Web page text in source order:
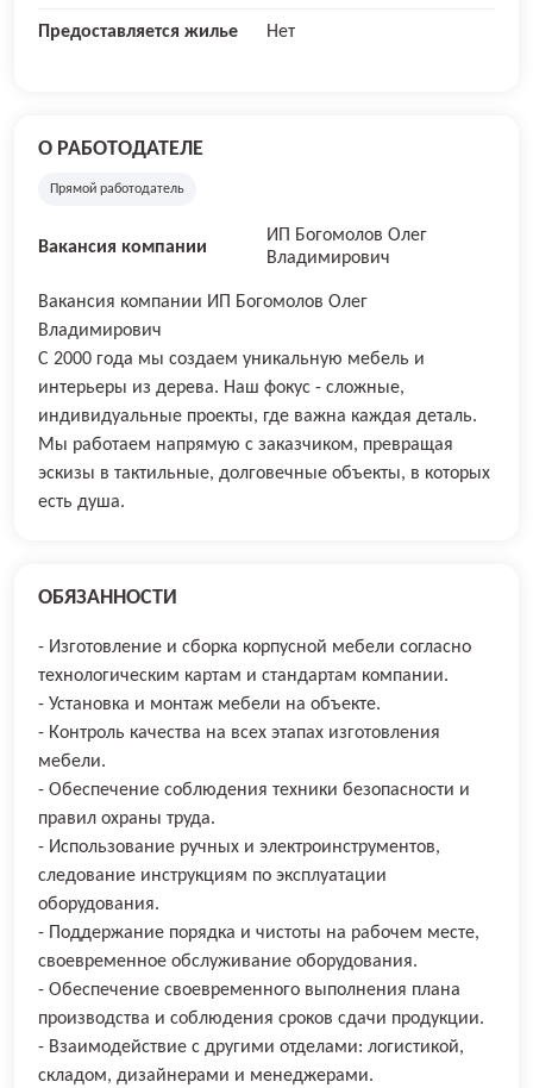
Предоставляется жилье Нет
О РАБОТОДАТЕЛЕ
Прямой работодатель
Вакансия компании
ИП Богомолов Олег
Владимирович
Вакансия компании ИП Богомолов Олег
Владимирович
С 2000 года мы создаем уникальную мебель и
интерьеры из дерева. Наш фокус - сложные,
индивидуальные проекты, где важна каждая деталь.
Мы работаем напрямую с заказчиком, превращая
эскизы в тактильные, долговечные объекты, в которых
есть душа.
ОБЯЗАННОСТИ
- Изготовление и сборка корпусной мебели согласно
технологическим картам и стандартам компании.
- Установка и монтаж мебели на объекте.
- Контроль качества на всех этапах изготовления
мебели.
- Обеспечение соблюдения техники безопасности и
правил охраны труда.
- Использование ручных и электроинструментов,
следование инструкциям по эксплуатации
оборудования.
- Поддержание порядка и чистоты на рабочем месте,
своевременное обслуживание оборудования.
- Обеспечение своевременного выполнения плана
производства и соблюдения сроков сдачи продукции.
- Взаимодействие с другими отделами: логистикой,
складом, дизайнерами и менеджерами.